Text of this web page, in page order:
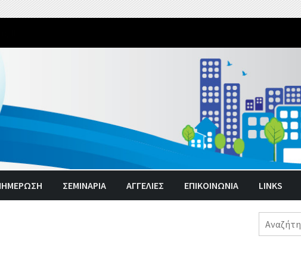
ΣΕΜΙΝΑΡΙΑ ΑΓΓΕΛΊΕΣ ΕΠΙΚΟΙΝΩΝΙΑ LINKS
Αναζήτηση
για: